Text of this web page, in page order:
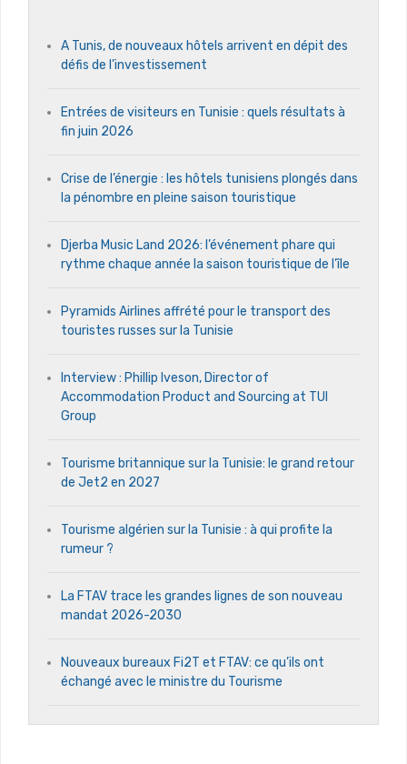
A Tunis, de nouveaux hôtels arrivent en dépit des
défis de l’investissement
Entrées de visiteurs en Tunisie : quels résultats à
fin juin 2026
Crise de l’énergie : les hôtels tunisiens plongés dans
la pénombre en pleine saison touristique
Djerba Music Land 2026: l’événement phare qui
rythme chaque année la saison touristique de l’île
Pyramids Airlines affrété pour le transport des
touristes russes sur la Tunisie
Interview : Phillip Iveson, Director of
Accommodation Product and Sourcing at TUI
Group
Tourisme britannique sur la Tunisie: le grand retour
de Jet2 en 2027
Tourisme algérien sur la Tunisie : à qui profite la
rumeur ?
La FTAV trace les grandes lignes de son nouveau
mandat 2026-2030
Nouveaux bureaux Fi2T et FTAV: ce qu’ils ont
échangé avec le ministre du Tourisme